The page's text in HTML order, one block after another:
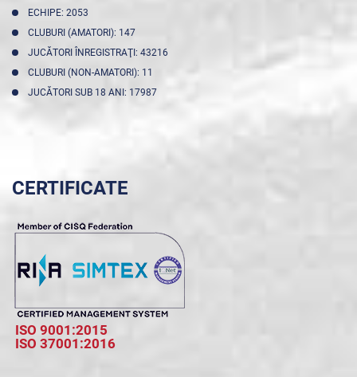
ECHIPE: 2053
CLUBURI (AMATORI): 147
JUCĂTORI ÎNREGISTRAŢI: 43216
CLUBURI (NON-AMATORI): 11
JUCĂTORI SUB 18 ANI: 17987
CERTIFICATE
ISO 9001:2015
ISO 37001:2016